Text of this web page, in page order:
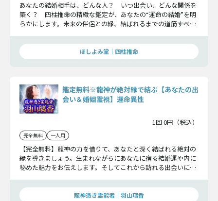
あなたの結婚相手は、どんな人？ いつ出会い、どんな関係を
築く？ 四柱推命の精緻な鑑定が、あなたの“運命の結婚”を明
らかにします。未来の伴侶との縁、結ばれるまでの道筋――すべて
ほしよみ堂｜四柱推命
鑑定無料※龍神が絶対縁で結ぶ【あなたの出
会い＆婚姻霊視】運命異性
1回 0円（税込）
完全無料 一人用
【完全無料】龍神の力を借りて、あなたと深く結ばれる絶対の
縁を導きましょう。生まれながらにあなたに宿る結婚運や内に
秘めた魅力をお伝えします。そしてこれから訪れる出会いにつ
龍神憑き霊能者｜羽山璃香